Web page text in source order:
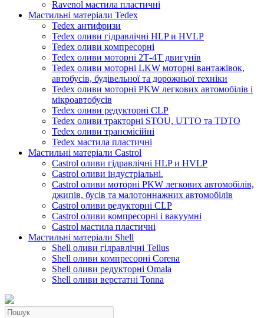
Ravenol мастила пластичні
Мастильні матеріали Tedex
Tedex антифризи
Tedex оливи гідравлічні HLP и HVLP
Tedex оливи компресорні
Tedex оливи моторні 2Т-4Т двигунів
Tedex оливи моторні LKW моторні вантажівок,
автобусів, будівельної та дорожньої техніки
Tedex оливи моторні PKW легкових автомобілів і
мікроавтобусів
Tedex оливи редукторні CLP
Tedex оливи тракторні STOU, UTTO та TDTO
Tedex оливи трансмісійні
Tedex мастила пластичні
Мастильні матеріали Castrol
Castrol оливи гідравлічні HLP и HVLP
Castrol оливи індустріальні.
Castrol оливи моторні PKW легкових автомобілів,
джипів, бусів та малотоннажних автомобілів
Castrol оливи редукторні CLP
Castrol оливи компресорні і вакуумні
Castrol мастила пластичні
Мастильні матеріали Shell
Shell оливи гідравлічні Tellus
Shell оливи компресорні Corena
Shell оливи редукторні Omala
Shell оливи верстатні Tonna